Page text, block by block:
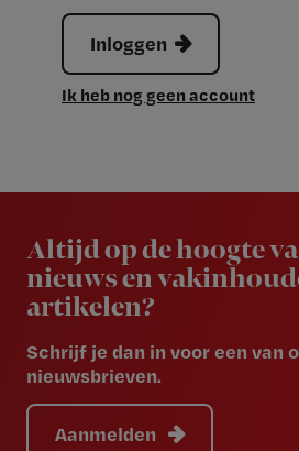
Inloggen
Ik heb nog geen account
Altijd op de hoogte
nieuws en
artikelen?
Schrijf je dan in voor een van
nieuwsbrieven.
Aanmelden